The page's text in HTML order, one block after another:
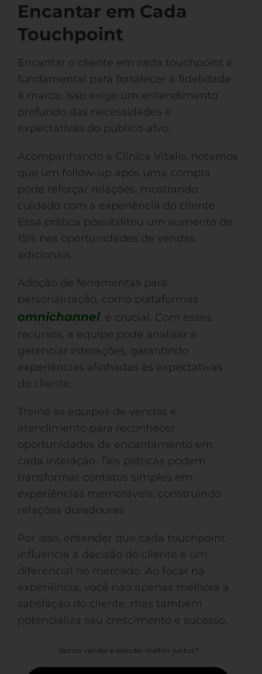
Encantar em Cada
Touchpoint
Encantar o cliente em cada touchpoint é
fundamental para fortalecer a fidelidade
à marca. Isso exige um entendimento
profundo das necessidades e
expectativas do público-alvo.
Acompanhando a Clínica Vitalis, notamos
que um follow-up após uma compra
pode reforçar relações, mostrando
cuidado com a experiência do cliente.
Essa prática possibilitou um aumento de
15% nas oportunidades de vendas
adicionais.
Adoção de ferramentas para
personalização, como plataformas
omnichannel, é crucial. Com esses
recursos, a equipe pode analisar e
gerenciar interações, garantindo
experiências alinhadas às expectativas
do cliente.
Treine as equipes de vendas e
atendimento para reconhecer
oportunidades de encantamento em
cada interação. Tais práticas podem
transformar contatos simples em
experiências memoráveis, construindo
relações duradouras.
Por isso, entender que cada touchpoint
influencia a decisão do cliente é um
diferencial no mercado. Ao focar na
experiência, você não apenas melhora a
satisfação do cliente, mas também
potencializa seu crescimento e sucesso.
Vamos vender e atender melhor juntos?